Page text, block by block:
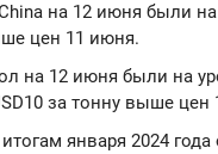
на 12 июня были на
цен 11 июня.
на 12 июня были на
за тонну выше цен
января 2024